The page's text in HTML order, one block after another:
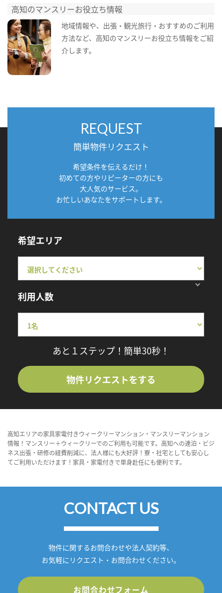
高知のマンスリーお役立ち情報
地域情報や、出張・観光旅行・おすすめのご利用
方法など、高知のマンスリーお役立ち情報をご紹
介します。
REQUEST
簡単物件リクエスト
希望条件を伝えるだけ！
初めての方やリピーターの方にも
大人気のサービス。
お忙しいあなたをサポートします。
希望エリア
利用人数
あと１ステップ！簡単30秒！
物件リクエストをする
高知エリアの家具家電付きウィークリーマンション・マンスリーマンション
情報！マンスリー＋ウィークリーでのご利用も可能です。高知への連泊・ビジ
ネス出張・研修の経費削減に、法人様にも大好評！寮・社宅としても安心し
てご利用いただけます！家具・家電付きで単身赴任にも便利です。
CONTACT US
物件に関するお問合わせや法人契約等、
お気軽にリクエスト・お問合わせください。
お問合わせフォーム